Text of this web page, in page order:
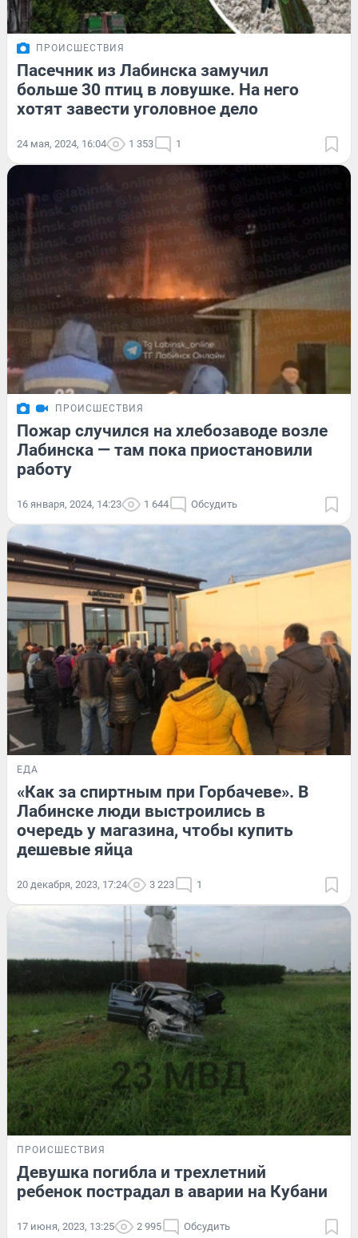
ПРОИСШЕСТВИЯ
Пасечник из Лабинска замучил
больше 30 птиц в ловушке. На него
хотят завести уголовное дело
24 мая, 2024, 16:04 1 353 1
ПРОИСШЕСТВИЯ
Пожар случился на хлебозаводе возле
Лабинска — там пока приостановили
работу
16 января, 2024, 14:23 1 644 Обсудить
ЕДА
«Как за спиртным при Горбачеве». В
Лабинске люди выстроились в
очередь у магазина, чтобы купить
дешевые яйца
20 декабря, 2023, 17:24 3 223 1
ПРОИСШЕСТВИЯ
Девушка погибла и трехлетний
ребенок пострадал в аварии на Кубани
17 июня, 2023, 13:25 2 995 Обсудить